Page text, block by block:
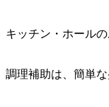
キッチン・ホールの
調理補助は、簡単